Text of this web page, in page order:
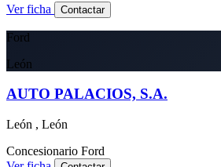
Ver ficha
Contactar
Ford
León
AUTO PALACIOS, S.A.
León , León
Concesionario Ford